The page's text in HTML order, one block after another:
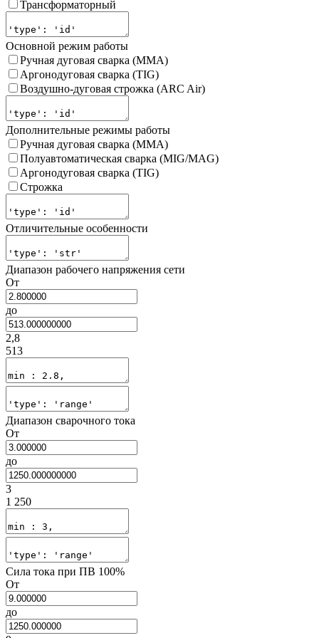
Трансформаторный
Основной режим работы
Ручная дуговая сварка (MMA)
Аргонодуговая сварка (TIG)
Воздушно-дуговая строжка (ARC Air)
Дополнительные режимы работы
Ручная дуговая сварка (MMA)
Полуавтоматическая сварка (MIG/MAG)
Аргонодуговая сварка (TIG)
Строжка
Отличительные особенности
Диапазон рабочего напряжения сети
От
до
2,8
513
Диапазон сварочного тока
От
до
3
1 250
Сила тока при ПВ 100%
От
до